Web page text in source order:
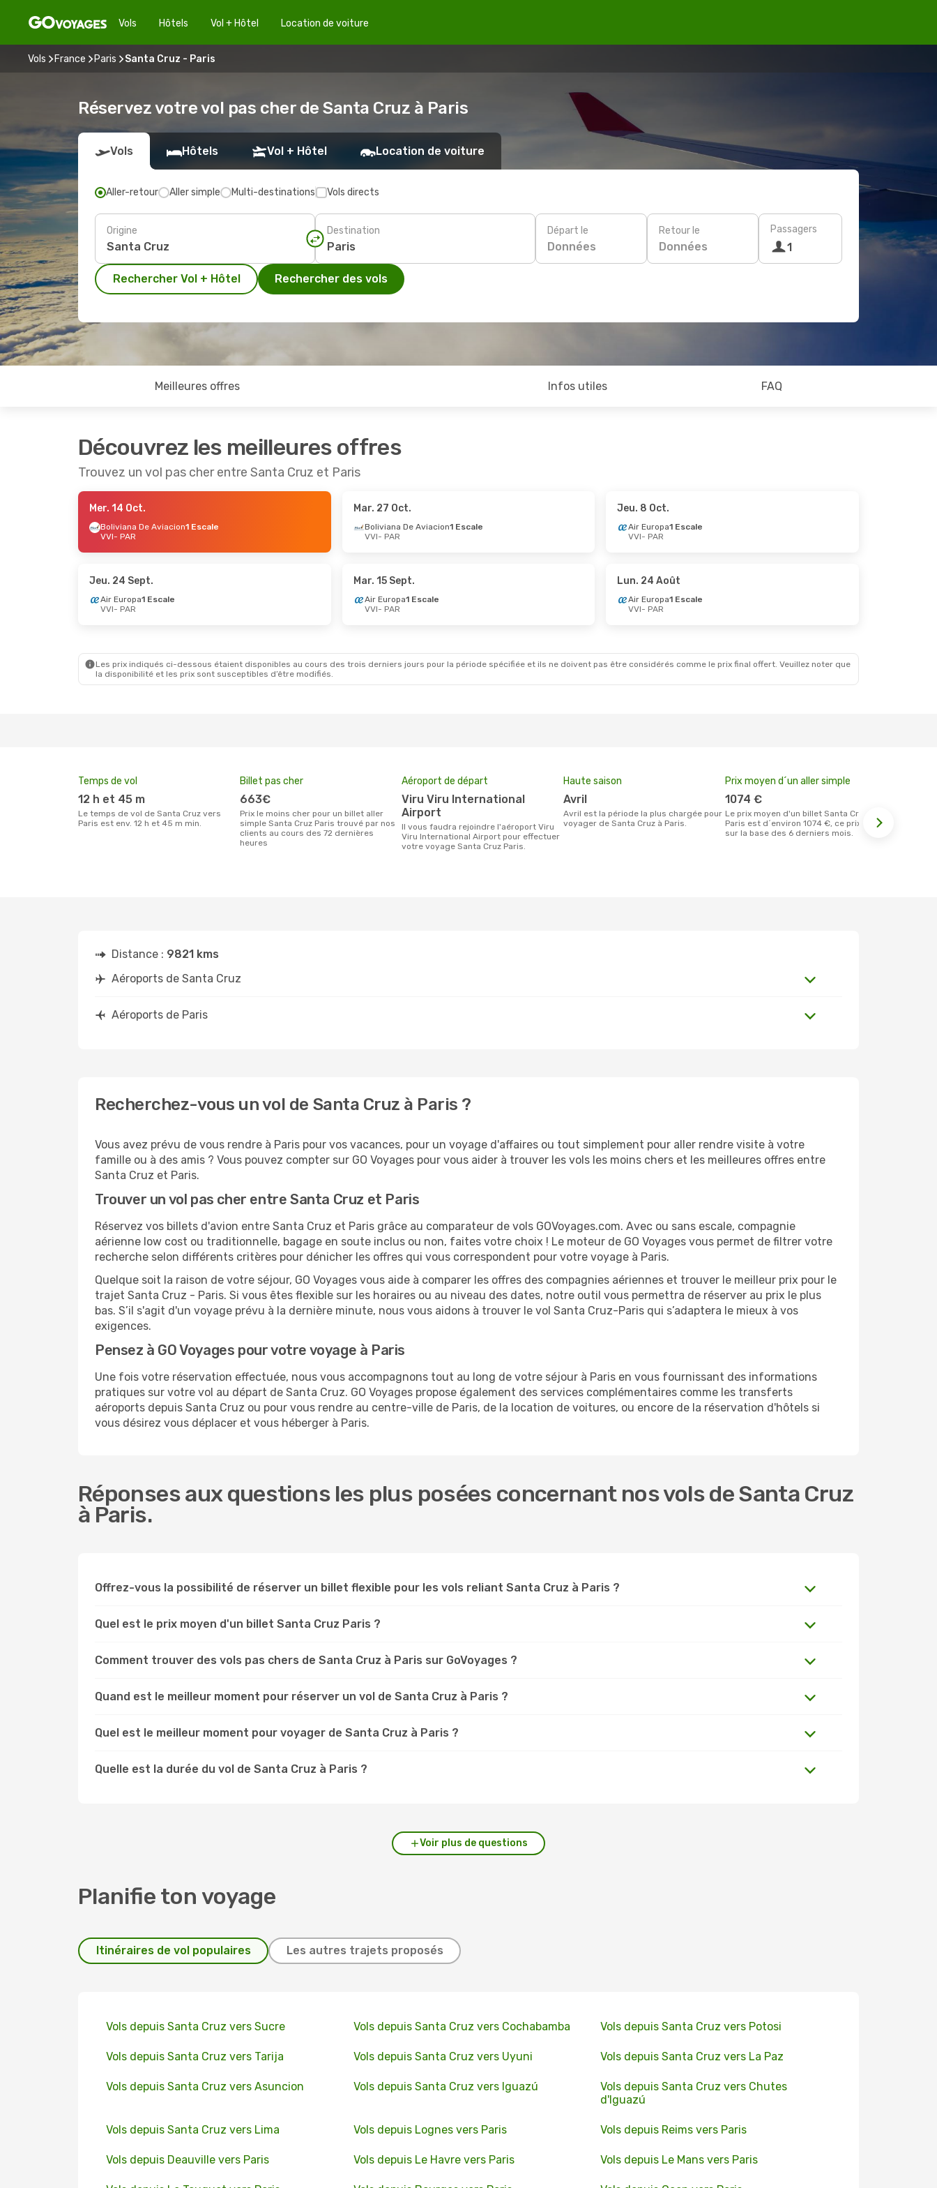
Vols Hôtels Vol + Hôtel Location de voiture
Vols France Paris Santa Cruz - Paris
Réservez votre vol pas cher de Santa Cruz à Paris
Vols Hôtels Vol + Hôtel Location de voiture
Aller-retour Aller simple Multi-destinations Vols directs
Origine Destination Départ le
Données
Retour le
Données
Passagers
1
Rechercher Vol + Hôtel Rechercher des vols
Meilleures offres Infos utiles FAQ
Découvrez les meilleures offres
Trouvez un vol pas cher entre Santa Cruz et Paris
Mer. 14 Oct.
Boliviana De Aviacion1 Escale
VVI- PAR
Mar. 27 Oct.
Boliviana De Aviacion1 Escale
VVI- PAR
Jeu. 8 Oct.
Air Europa1 Escale
VVI- PAR
Jeu. 24 Sept.
Air Europa1 Escale
VVI- PAR
Mar. 15 Sept.
Air Europa1 Escale
VVI- PAR
Lun. 24 Août
Air Europa1 Escale
VVI- PAR
Les prix indiqués ci-dessous étaient disponibles au cours des trois derniers jours pour la période spécifiée et ils ne doivent pas être considérés comme le prix final offert. Veuillez noter que
la disponibilité et les prix sont susceptibles d’être modifiés.
Temps de vol
12 h et 45 m
Le temps de vol de Santa Cruz vers
Paris est env. 12 h et 45 m min.
Billet pas cher
663€
Prix le moins cher pour un billet aller
simple Santa Cruz Paris trouvé par nos
clients au cours des 72 dernières
heures
Aéroport de départ
Viru Viru International
Airport
Il vous faudra rejoindre l'aéroport Viru
Viru International Airport pour effectuer
votre voyage Santa Cruz Paris.
Haute saison
avril
avril est la période la plus chargée pour
voyager de Santa Cruz à Paris.
Prix moyen d´un aller simple
1074 €
Le prix moyen d'un billet Santa Cruz
Paris est d´environ 1074 €, ce prix étant
sur la base des 6 derniers mois.
Distance : 9821 kms
Aéroports de Santa Cruz
Aéroports de Paris
Recherchez-vous un vol de Santa Cruz à Paris ?
Vous avez prévu de vous rendre à Paris pour vos vacances, pour un voyage d'affaires ou tout simplement pour aller rendre visite à votre
famille ou à des amis ? Vous pouvez compter sur GO Voyages pour vous aider à trouver les vols les moins chers et les meilleures offres entre
Santa Cruz et Paris.
Trouver un vol pas cher entre Santa Cruz et Paris
Réservez vos billets d'avion entre Santa Cruz et Paris grâce au comparateur de vols GOVoyages.com. Avec ou sans escale, compagnie
aérienne low cost ou traditionnelle, bagage en soute inclus ou non, faites votre choix ! Le moteur de GO Voyages vous permet de filtrer votre
recherche selon différents critères pour dénicher les offres qui vous correspondent pour votre voyage à Paris.
Quelque soit la raison de votre séjour, GO Voyages vous aide à comparer les offres des compagnies aériennes et trouver le meilleur prix pour le
trajet Santa Cruz - Paris. Si vous êtes flexible sur les horaires ou au niveau des dates, notre outil vous permettra de réserver au prix le plus
bas. S’il s'agit d'un voyage prévu à la dernière minute, nous vous aidons à trouver le vol Santa Cruz-Paris qui s’adaptera le mieux à vos
exigences.
Pensez à GO Voyages pour votre voyage à Paris
Une fois votre réservation effectuée, nous vous accompagnons tout au long de votre séjour à Paris en vous fournissant des informations
pratiques sur votre vol au départ de Santa Cruz. GO Voyages propose également des services complémentaires comme les transferts
aéroports depuis Santa Cruz ou pour vous rendre au centre-ville de Paris, de la location de voitures, ou encore de la réservation d'hôtels si
vous désirez vous déplacer et vous héberger à Paris.
Réponses aux questions les plus posées concernant nos vols de Santa Cruz
à Paris.
Offrez-vous la possibilité de réserver un billet flexible pour les vols reliant Santa Cruz à Paris ?
Quel est le prix moyen d'un billet Santa Cruz Paris ?
Comment trouver des vols pas chers de Santa Cruz à Paris sur GoVoyages ?
Quand est le meilleur moment pour réserver un vol de Santa Cruz à Paris ?
Quel est le meilleur moment pour voyager de Santa Cruz à Paris ?
Quelle est la durée du vol de Santa Cruz à Paris ?
Voir plus de questions
Planifie ton voyage
Itinéraires de vol populaires Les autres trajets proposés
Vols depuis Santa Cruz vers Sucre Vols depuis Santa Cruz vers Cochabamba Vols depuis Santa Cruz vers Potosi
Vols depuis Santa Cruz vers Tarija Vols depuis Santa Cruz vers Uyuni Vols depuis Santa Cruz vers La Paz
Vols depuis Santa Cruz vers Asuncion Vols depuis Santa Cruz vers Iguazú
Vols depuis Santa Cruz vers Chutes
d'Iguazú
Vols depuis Santa Cruz vers Lima Vols depuis Lognes vers Paris Vols depuis Reims vers Paris
Vols depuis Deauville vers Paris Vols depuis Le Havre vers Paris Vols depuis Le Mans vers Paris